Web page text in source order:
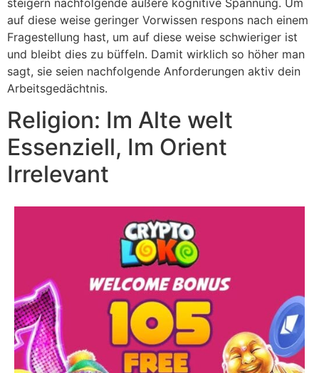
auf diese weise geringer Vorwissen respons nach einem
Fragestellung hast, um auf diese weise schwieriger ist
und bleibt dies zu büffeln. Damit wirklich so höher man
sagt, sie seien nachfolgende Anforderungen aktiv dein
Arbeitsgedächtnis.
Religion: Im Alte welt
Essenziell, Im Orient
Irrelevant